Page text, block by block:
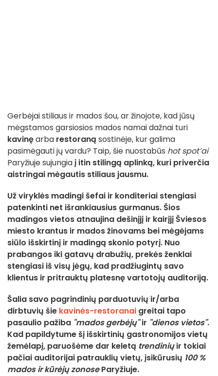
Gerbėjai stiliaus ir mados šou, ar žinojote, kad jūsų
mėgstamos garsiosios mados namai dažnai turi
kavinęarba restoraną sostinėje, kur galima
pasimėgauti jų vardu? Taip, šie nuostabūs hot spot’ai
Paryžiuje sujungiaį itin stilingą aplinką, kuri priverčia
aistringai mėgautis stiliaus jausmu.
Už viryklės madingi šefai ir konditeriai stengiasi
patenkinti net išrankiausius gurmanus. Šios
madingos vietos atnaujina dešinįjį ir kairįjį Šviesos
miesto krantus ir mados žinovams bei mėgėjams
siūlo išskirtinį ir madingą skonio potyrį. Nuo
prabangos iki gatavų drabužių, prekės ženklai
stengiasi iš visų jėgų, kad pradžiugintų savo
klientus ir pritrauktų platesnę vartotojų auditoriją.
Šalia savo pagrindinių parduotuvių ir/arba
dirbtuvių šie kavinės-restoranai greitai tapo
pasaulio pažiba "mados gerbėjų"ir "dienos vietos".
Kad papildytume šį išskirtinių gastronomijos vietų
žemėlapį, paruošėme dar keletą trendiniųir tokiai
pačiai auditorijai patrauklių vietų, įsikūrusių 100 %
mados ir kūrėjų zonose Paryžiuje.